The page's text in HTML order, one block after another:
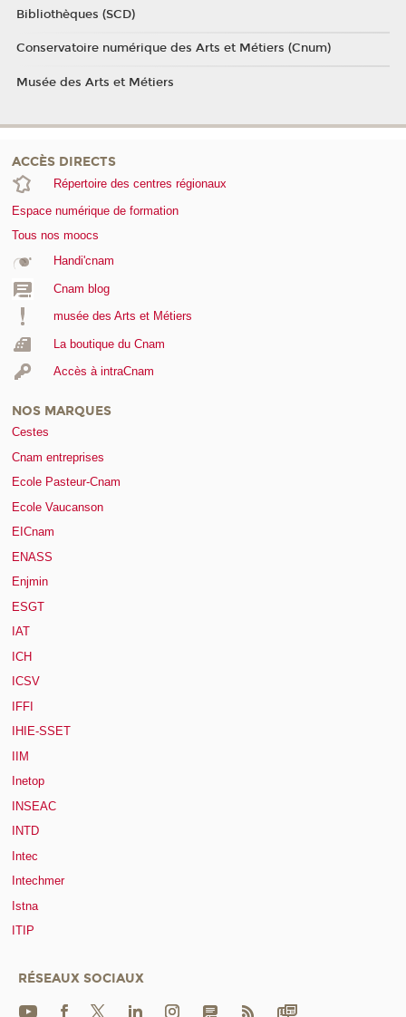
Bibliothèques (SCD)
Conservatoire numérique des Arts et Métiers (Cnum)
Musée des Arts et Métiers
ACCÈS DIRECTS
Répertoire des centres régionaux
Espace numérique de formation
Tous nos moocs
Handi'cnam
Cnam blog
musée des Arts et Métiers
La boutique du Cnam
Accès à intraCnam
NOS MARQUES
Cestes
Cnam entreprises
Ecole Pasteur-Cnam
Ecole Vaucanson
EICnam
ENASS
Enjmin
ESGT
IAT
ICH
ICSV
IFFI
IHIE-SSET
IIM
Inetop
INSEAC
INTD
Intec
Intechmer
Istna
ITIP
RÉSEAUX SOCIAUX